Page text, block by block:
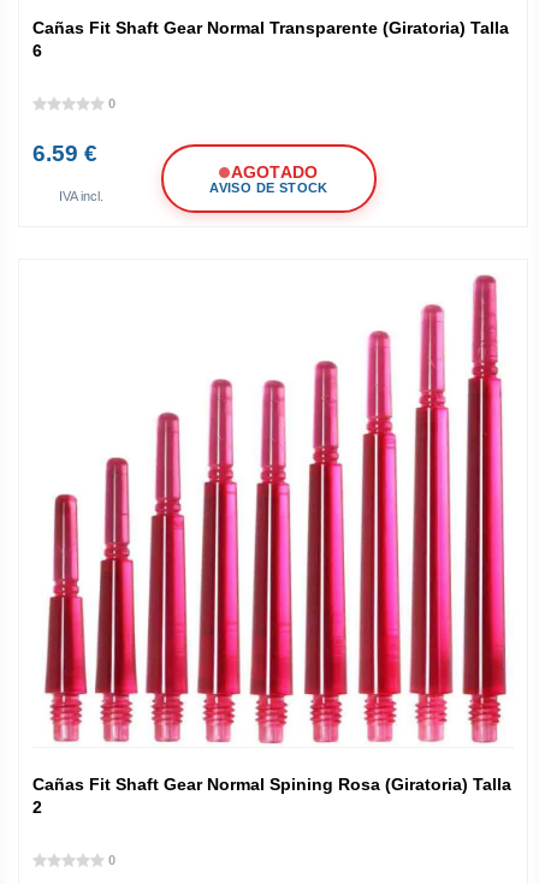
Cañas Fit Shaft Gear Normal Transparente (Giratoria) Talla
6
0
6.59 €
IVA incl.
AGOTADO
AVISO DE STOCK
Cañas Fit Shaft Gear Normal Spining Rosa (Giratoria) Talla
2
0